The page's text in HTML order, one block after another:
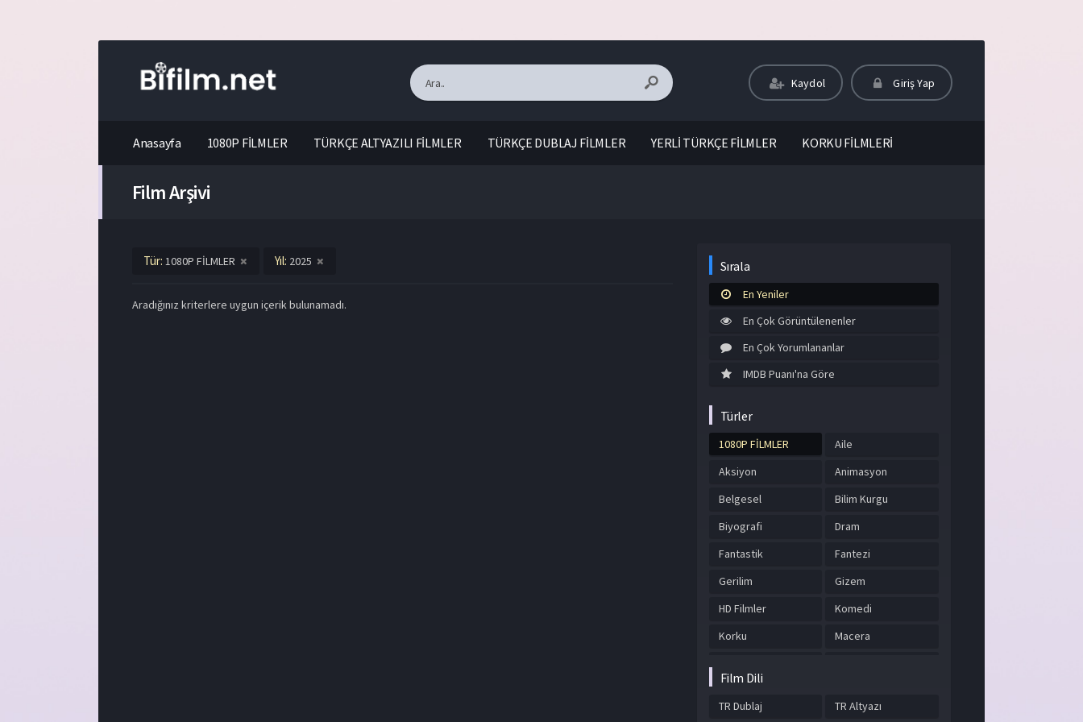
Kaydol Giriş Yap
Anasayfa 1080P FİLMLER TÜRKÇE ALTYAZILI FİLMLER TÜRKÇE DUBLAJ FİLMLER YERLİ TÜRKÇE FİLMLER KORKU FİLMLERİ
Film Arşivi
Tür: 1080P FİLMLER Yıl: 2025
Aradığınız kriterlere uygun içerik bulunamadı.
Sırala
En Yeniler
En Çok Görüntülenenler
En Çok Yorumlananlar
IMDB Puanı'na Göre
Türler
1080P FİLMLER
Aile
Aksiyon
Animasyon
Belgesel
Bilim Kurgu
Biyografi
Dram
Fantastik
Fantezi
Gerilim
Gizem
HD Filmler
Komedi
Korku
Macera
Film Dili
TR Dublaj TR Altyazı